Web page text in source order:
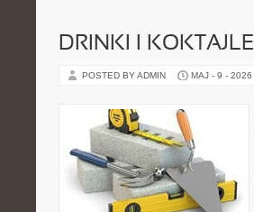
DRINKI I KOKTAJLE
POSTED BY ADMIN MAJ - 9 - 2026